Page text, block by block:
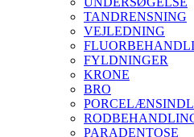
TANDRENSNING
VEJLEDNING
FYLDNINGER
KRONE
BRO
PARADENTOSE